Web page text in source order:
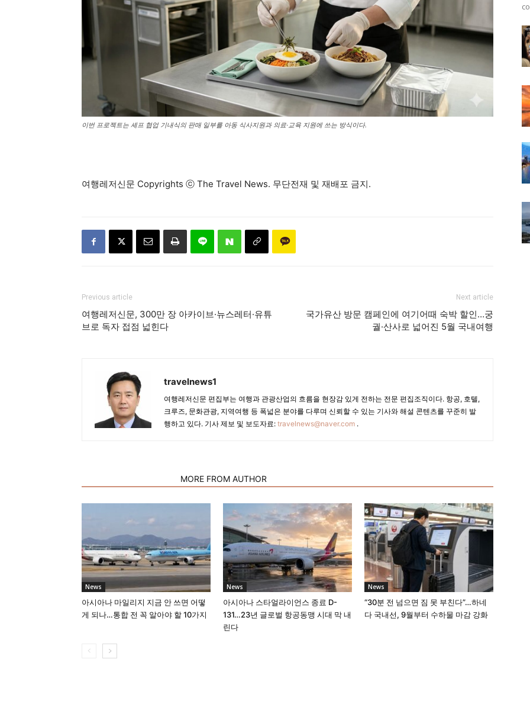
이번 프로젝트는 셰프 협업 기내식의 판매 일부를 아동 식사지원과 의료·교육 지원에 쓰는 방식이다.
여행레저신문 Copyrights ⓒ The Travel News. 무단전재 및 재배포 금지.
Previous article
여행레저신문, 300만 장 아카이브·뉴스레터·유튜
브로 독자 접점 넓힌다
Next article
국가유산 방문 캠페인에 여기어때 숙박 할인…궁
궐·산사로 넓어진 5월 국내여행
travelnews1
여행레저신문 편집부는 여행과 관광산업의 흐름을 현장감 있게 전하는 전문 편집조직이다. 항공, 호텔,
크루즈, 문화관광, 지역여행 등 폭넓은 분야를 다루며 신뢰할 수 있는 기사와 해설 콘텐츠를 꾸준히 발
행하고 있다. 기사 제보 및 보도자료: travelnews@naver.com .
MORE FROM AUTHOR
News
아시아나 마일리지 지금 안 쓰면 어떻
게 되나…통합 전 꼭 알아야 할 10가지
News
아시아나 스타얼라이언스 종료 D-
131…23년 글로벌 항공동맹 시대 막 내
린다
News
“30분 전 넘으면 짐 못 부친다”…하네
다 국내선, 9월부터 수하물 마감 강화